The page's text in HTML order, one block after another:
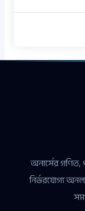
অনার্সের গণিত,
নির্ভরযোগ্য